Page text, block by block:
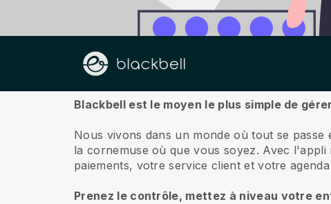
À propos de nous
Blackbell est le moyen le plus simple de
Nous vivons dans un monde où tout se passe
la cornemuse où que vous soyez. Avec l'appli
paiements, votre service client et votre
Prenez le contrôle, mettez à niveau votre